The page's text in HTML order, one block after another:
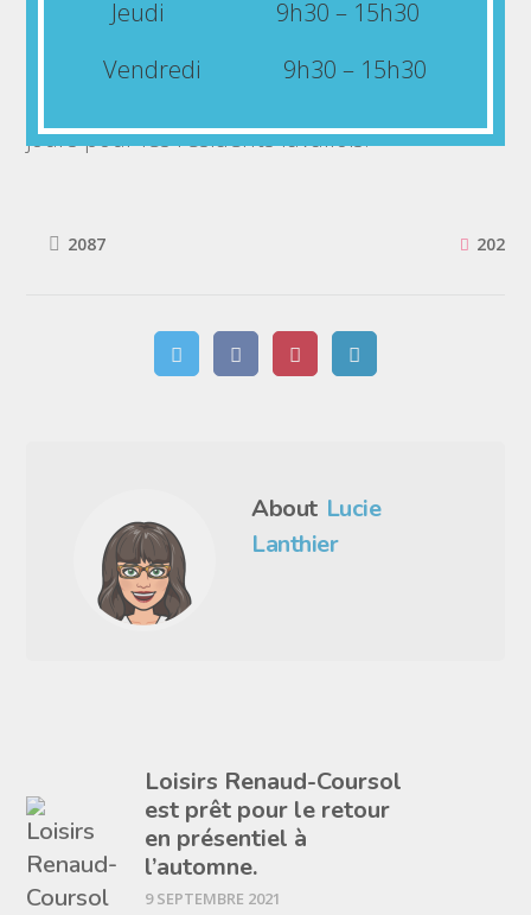
s’inscrire à compter du 8 février, par
jours pour les résidents lavallois.
2087 202
About Lucie
Lanthier
Loisirs Renaud-Coursol
est prêt pour le retour
en présentiel à
l’automne.
9 SEPTEMBRE 2021
Jeudi 9h30 – 15h30
Vendredi 9h30 – 15h30